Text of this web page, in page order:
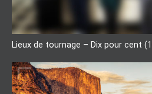
Lieux de tournage – Dix pour cent